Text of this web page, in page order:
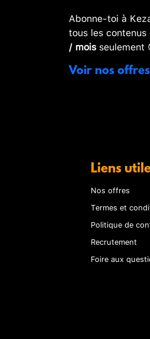
Abonne-toi à
tous les
/ moisseulement
Voir nos offres
Liens
Nos offres
Termes et
Politique de
Recrutement
Foire aux